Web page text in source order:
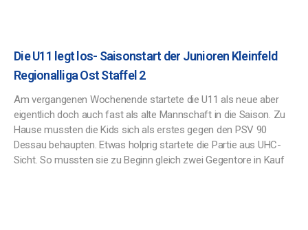
Die U11 legt los- Saisonstart der Junioren Kleinfeld
Regionalliga Ost Staffel 2
Am vergangenen Wochenende startete die U11 als neue aber
eigentlich doch auch fast als alte Mannschaft in die Saison. Zu
Hause mussten die Kids sich als erstes gegen den PSV 90
Dessau behaupten. Etwas holprig startete die Partie aus UHC-
Sicht. So mussten sie zu Beginn gleich zwei Gegentore in Kauf